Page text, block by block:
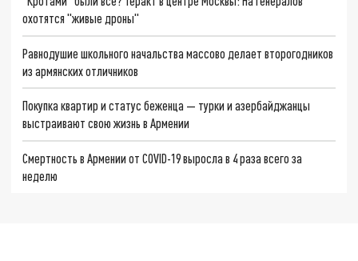
охотятся "живые дроны"
Равнодушие школьного начальства массово делает второгодников
из армянских отличников
Покупка квартир и статус беженца — турки и азербайджанцы
выстраивают свою жизнь в Армении
Смертность в Армении от COVID-19 выросла в 4 раза всего за
неделю